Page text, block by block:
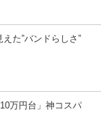
た”バンドらしさ”
万円台」神コスパ